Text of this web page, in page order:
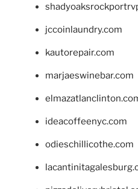
jccoinlaundry.com
kautorepair.com
marjaeswinebar.com
ideacoffeenyc.com
odieschillicothe.com